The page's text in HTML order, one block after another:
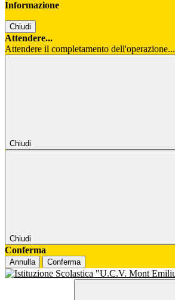
Informazione
Chiudi
Attendere...
Attendere il completamento dell'operazione...
Chiudi
Chiudi
Conferma
Annulla Conferma